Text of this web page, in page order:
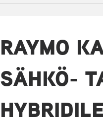
RAYMO
SÄHKÖ-